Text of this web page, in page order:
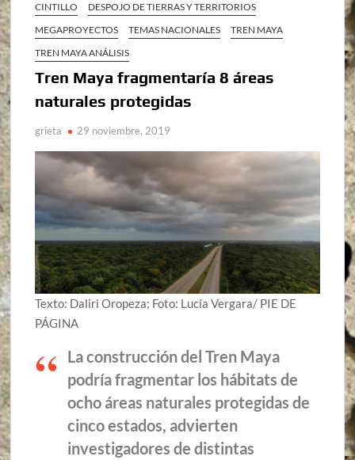
CINTILLO
DESPOJO DE TIERRAS Y TERRITORIOS
MEGAPROYECTOS
TEMAS NACIONALES
TREN MAYA
TREN MAYA ANÁLISIS
Tren Maya fragmentaría 8 áreas
naturales protegidas
grieta 29 noviembre, 2019
Texto: Daliri Oropeza; Foto: Lucía Vergara/ PIE DE
PÁGINA
La construcción del Tren Maya
podría fragmentar los hábitats de
ocho áreas naturales protegidas de
cinco estados, advierten
investigadores de distintas